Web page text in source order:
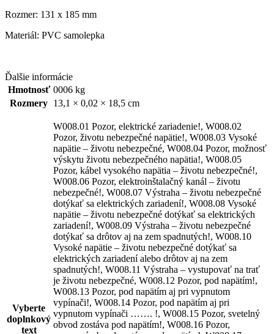
Rozmer: 131 x 185 mm
Materiál: PVC samolepka
Ďalšie informácie
Hmotnosť 0006 kg
Rozmery 13,1 × 0,02 × 18,5 cm
Vyberte
doplnkový
text
W008.01 Pozor, elektrické zariadenie!, W008.02
Pozor, životu nebezpečné napätie!, W008.03 Vysoké
napätie – životu nebezpečné, W008.04 Pozor, možnosť
výskytu životu nebezpečného napätia!, W008.05
Pozor, kábel vysokého napätia – životu nebezpečné!,
W008.06 Pozor, elektroinštalačný kanál – životu
nebezpečné!, W008.07 Výstraha – životu nebezpečné
dotýkať sa elektrických zariadení!, W008.08 Vysoké
napätie – životu nebezpečné dotýkať sa elektrických
zariadení!, W008.09 Výstraha – životu nebezpečné
dotýkať sa drôtov aj na zem spadnutých!, W008.10
Vysoké napätie – životu nebezpečné dotýkať sa
elektrických zariadení alebo drôtov aj na zem
spadnutých!, W008.11 Výstraha – vystupovať na trať
je životu nebezpečné, W008.12 Pozor, pod napätím!,
W008.13 Pozor, pod napätím aj pri vypnutom
vypínači!, W008.14 Pozor, pod napätím aj pri
vypnutom vypínači ……. !, W008.15 Pozor, svetelný
obvod zostáva pod napätím!, W008.16 Pozor,